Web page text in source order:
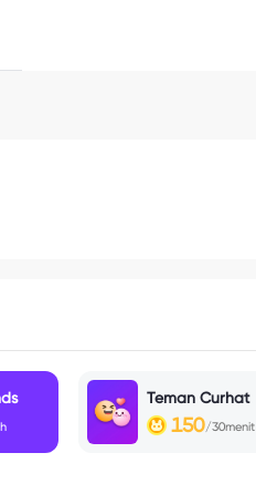
Teman Curhat
150/30menit